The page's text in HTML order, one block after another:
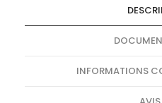
INFORMATIONS